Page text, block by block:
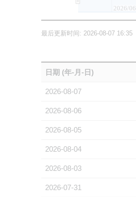
2026/06
最后更新时间: 2026-08-07 16:35
日期 (年-月-日)
2026-08-07
2026-08-06
2026-08-05
2026-08-04
2026-08-03
2026-07-31